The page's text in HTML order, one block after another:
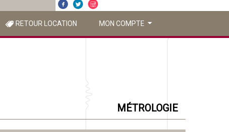
RETOUR LOCATION MON COMPTE
MÉTROLOGIE